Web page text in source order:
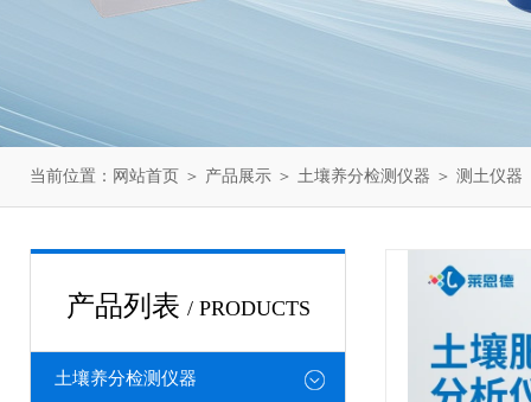
当前位置： 网站首页 ＞ 产品展示 ＞ 土壤养分检测仪器 ＞ 测土仪器
产品列表 / PRODUCTS
土壤养分检测仪器